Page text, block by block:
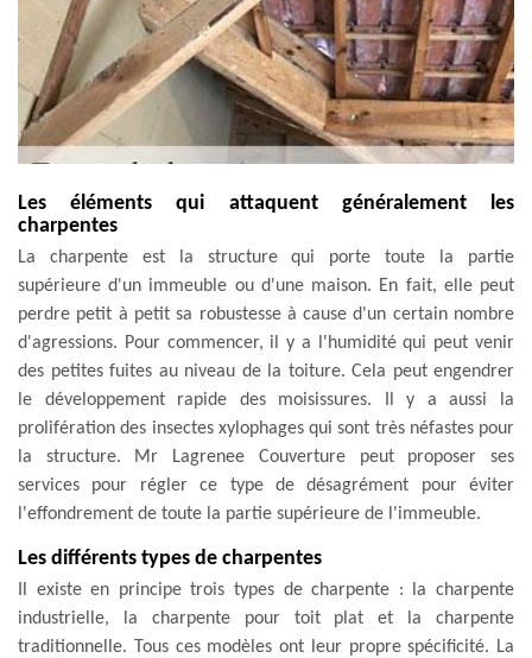
Les éléments qui attaquent généralement les
charpentes
La charpente est la structure qui porte toute la partie
supérieure d'un immeuble ou d'une maison. En fait, elle peut
perdre petit à petit sa robustesse à cause d'un certain nombre
d'agressions. Pour commencer, il y a l'humidité qui peut venir
des petites fuites au niveau de la toiture. Cela peut engendrer
le développement rapide des moisissures. Il y a aussi la
prolifération des insectes xylophages qui sont très néfastes pour
la structure. Mr Lagrenee Couverture peut proposer ses
services pour régler ce type de désagrément pour éviter
l'effondrement de toute la partie supérieure de l'immeuble.
Les différents types de charpentes
Il existe en principe trois types de charpente : la charpente
industrielle, la charpente pour toit plat et la charpente
traditionnelle. Tous ces modèles ont leur propre spécificité. La